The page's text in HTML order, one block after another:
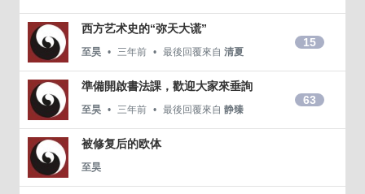
西方艺术史的“弥天大谎”
至昊 三年前 最後回覆來自 清夏
15
準備開啟書法課，歡迎大家來垂詢
至昊 三年前 最後回覆來自 静臻
63
被修复后的欧体
至昊